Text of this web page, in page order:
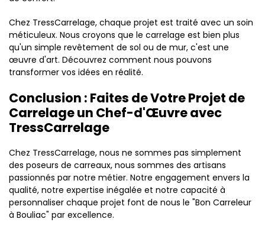
Chez TressCarrelage, chaque projet est traité avec un soin
méticuleux. Nous croyons que le carrelage est bien plus
qu'un simple revêtement de sol ou de mur, c'est une
œuvre d'art. Découvrez comment nous pouvons
transformer vos idées en réalité.
Conclusion : Faites de Votre Projet de
Carrelage un Chef-d'Œuvre avec
TressCarrelage
Chez TressCarrelage, nous ne sommes pas simplement
des poseurs de carreaux, nous sommes des artisans
passionnés par notre métier. Notre engagement envers la
qualité, notre expertise inégalée et notre capacité à
personnaliser chaque projet font de nous le "Bon Carreleur
à Bouliac" par excellence.